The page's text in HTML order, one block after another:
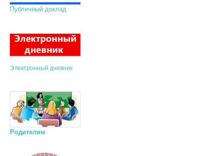
Публичный доклад
Электронный дневник
Родителям